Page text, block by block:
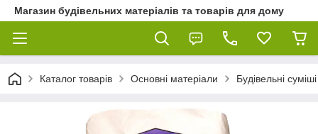
Магазин будівельних матеріалів та товарів для дому
Каталог товарів Основні матеріали Будівельні суміші